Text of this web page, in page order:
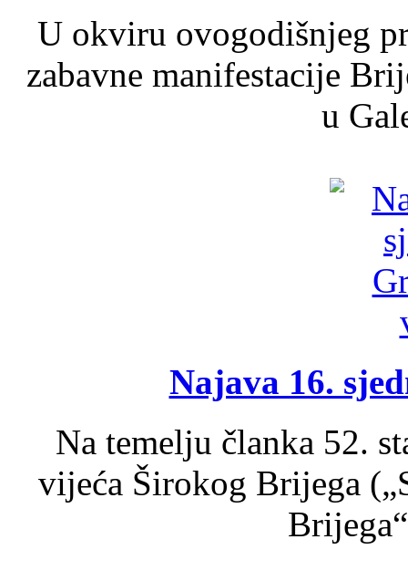
U okviru ovogodišnjeg
zabavne manifestacije
u
Najava 16.
Na temelju članka 52.
vijeća Širokog Brijega